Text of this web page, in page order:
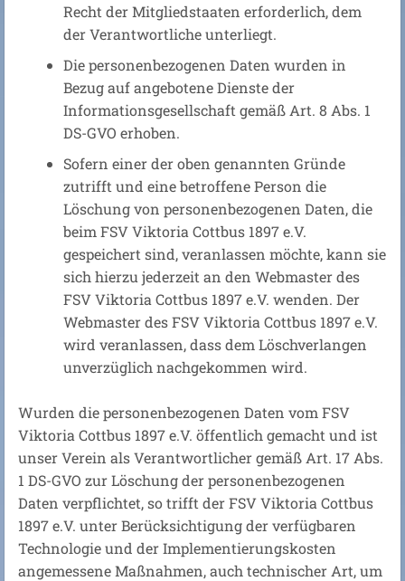
Recht der Mitgliedstaaten erforderlich, dem
der Verantwortliche unterliegt.
Die personenbezogenen Daten wurden in
Bezug auf angebotene Dienste der
Informationsgesellschaft gemäß Art. 8 Abs. 1
DS-GVO erhoben.
Sofern einer der oben genannten Gründe
zutrifft und eine betroffene Person die
Löschung von personenbezogenen Daten, die
beim FSV Viktoria Cottbus 1897 e.V.
gespeichert sind, veranlassen möchte, kann sie
sich hierzu jederzeit an den Webmaster des
FSV Viktoria Cottbus 1897 e.V. wenden. Der
Webmaster des FSV Viktoria Cottbus 1897 e.V.
wird veranlassen, dass dem Löschverlangen
unverzüglich nachgekommen wird.
Wurden die personenbezogenen Daten vom FSV
Viktoria Cottbus 1897 e.V. öffentlich gemacht und ist
unser Verein als Verantwortlicher gemäß Art. 17 Abs.
1 DS-GVO zur Löschung der personenbezogenen
Daten verpflichtet, so trifft der FSV Viktoria Cottbus
1897 e.V. unter Berücksichtigung der verfügbaren
Technologie und der Implementierungskosten
angemessene Maßnahmen, auch technischer Art, um